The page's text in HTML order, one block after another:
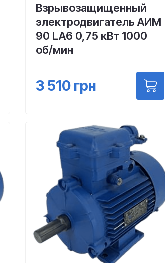
Взрывозащищенный
электродвигатель АИМ
90 LA6 0,75 кВт 1000
об/мин
3 510 грн